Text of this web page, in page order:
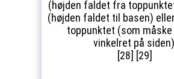
(højden faldet fra
(højden faldet til basen)
toppunktet (som måske
vinkelret på
[28] [29]